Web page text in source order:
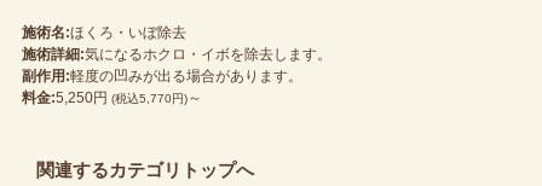
施術名:ほくろ・いぼ除去
施術詳細:気になるホクロ・イボを除去します。
副作用:軽度の凹みが出る場合があります。
料金:5,250円 (税込5,770円)～
関連するカテゴリトップへ